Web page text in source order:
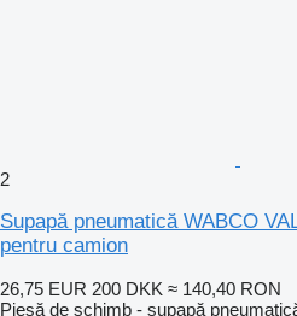
2
Supapă pneumatică WABCO
pentru camion
26,75 EUR 200 DKK ≈ 140,40 RON
Piesă de schimb - supapă